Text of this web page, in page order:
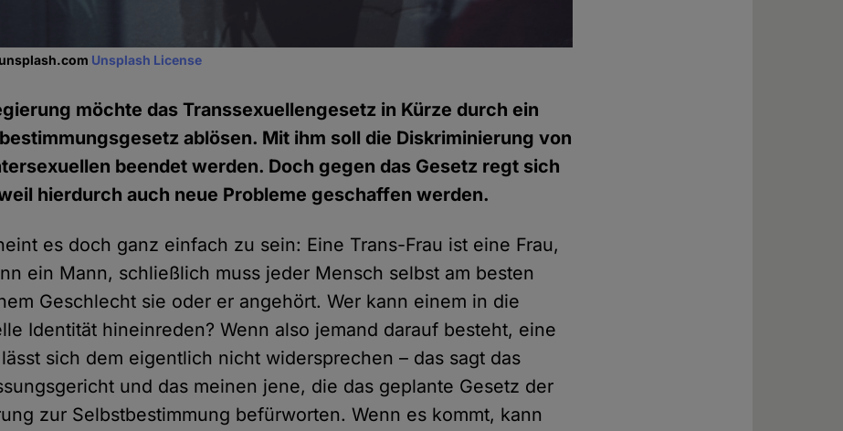
Unsplash License
möchte das Transsexuellengesetz in Kürze durch ein
ablösen. Mit ihm soll die Diskriminierung von
beendet werden. Doch gegen das Gesetz regt sich
hierdurch auch neue Probleme geschaffen werden.
es doch ganz einfach zu sein: Eine Trans-Frau ist eine Frau,
ein Mann, schließlich muss jeder Mensch selbst am besten
Geschlecht sie oder er angehört. Wer kann einem in die
Identität hineinreden? Wenn also jemand darauf besteht, eine
sich dem eigentlich nicht widersprechen – das sagt das
und das meinen jene, die das geplante Gesetz der
zur Selbstbestimmung befürworten. Wenn es kommt, kann